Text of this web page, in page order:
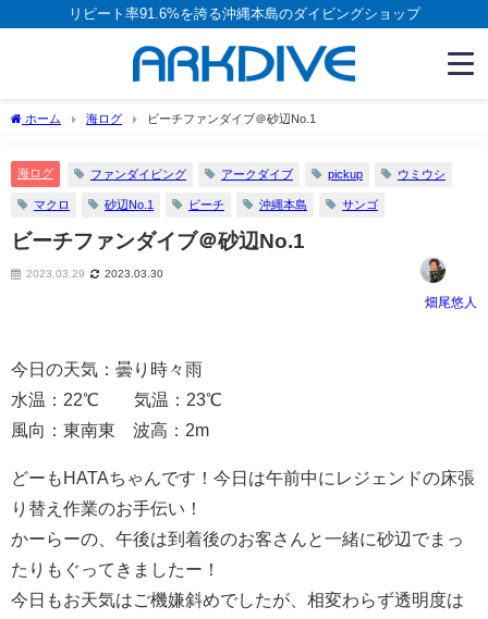
リピート率91.6%を誇る沖縄本島のダイビングショップ
ホーム 海ログ ビーチファンダイブ＠砂辺No.1
海ログ ファンダイビング アークダイブ pickup ウミウシ
マクロ 砂辺No.1 ビーチ 沖縄本島 サンゴ
ビーチファンダイブ＠砂辺No.1
2023.03.29 2023.03.30
畑尾悠人
今日の天気：曇り時々雨
水温：22℃ 気温：23℃
風向：東南東 波高：2m
どーもHATAちゃんです！今日は午前中にレジェンドの床張
り替え作業のお手伝い！
かーらーの、午後は到着後のお客さんと一緒に砂辺でまっ
たりもぐってきましたー！
今日もお天気はご機嫌斜めでしたが、相変わらず透明度は